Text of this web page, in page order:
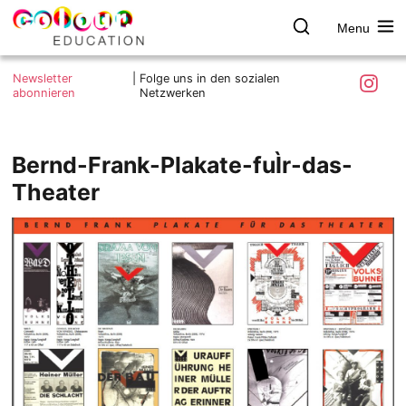
Skip
colour.education
Farbe
entdecken
Menu
Was ist colour.education?
Ziele und Mitmachen
Impressum
Datenschutzerklärung
Newsletter
abonnieren
Folge uns in den sozialen
Netzwerken
Bernd-Frank-Plakate-fuÌr-das-
Theater